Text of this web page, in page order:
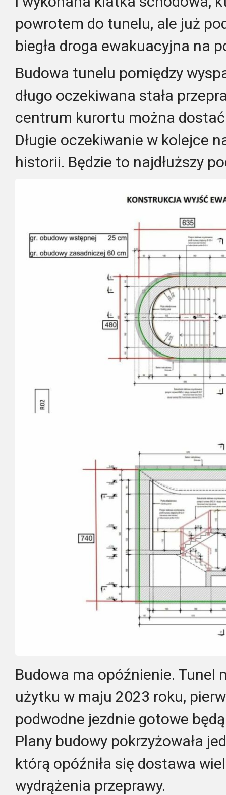
powrotem do tunelu, ale już
biegła droga ewakuacyjna na
Budowa tunelu pomiędzy
długo oczekiwana stała
centrum kurortu można
Długie oczekiwanie w kolejce
historii. Będzie to najdłuższy
Budowa ma opóźnienie. Tunel
użytku w maju 2023 roku,
podwodne jezdnie gotowe
Plany budowy pokrzyżowała
którą opóźniła się dostawa
wydrążenia przeprawy.